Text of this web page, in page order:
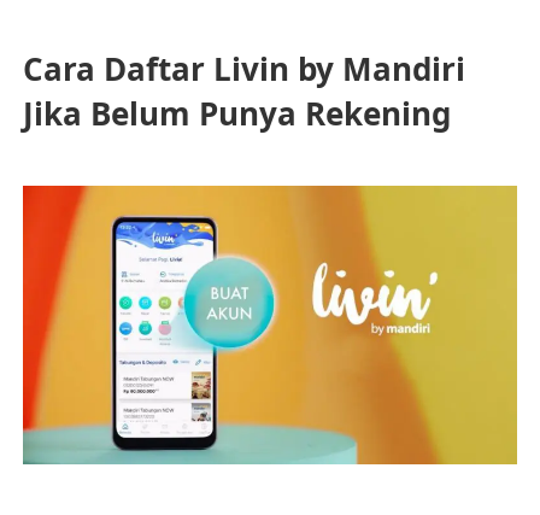
Cara Daftar Livin by Mandiri
Jika Belum Punya Rekening